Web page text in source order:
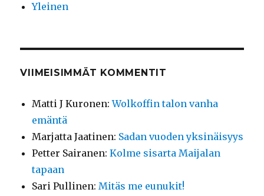
Yleinen
VIIMEISIMMÄT KOMMENTIT
Matti J Kuronen:Wolkoffin talon vanha
emäntä
Marjatta Jaatinen: Sadan vuoden yksinäisyys
Petter Sairanen:Kolme sisarta Maijalan
tapaan
Sari Pullinen:Mitäs me eunukit!